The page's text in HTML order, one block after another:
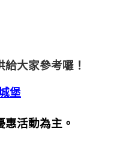
大家參考囉！
堡
活動為主。